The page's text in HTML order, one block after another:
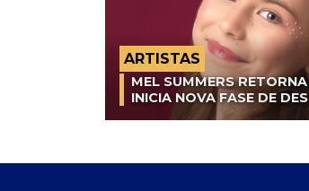
ARTISTAS
MEL SUMMERS
INICIA NOVA FASE DE